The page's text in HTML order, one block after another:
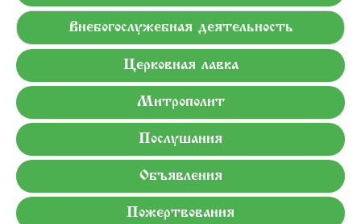
Внебогослужебная деятельность
Церковная лавка
Митрополит
Послушания
Объявления
Пожертвования